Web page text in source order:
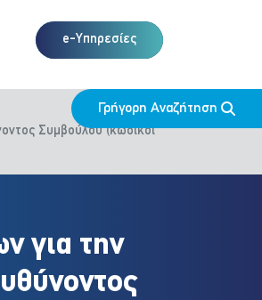
e-Υπηρεσίες
Συμβούλου (κωδικοί
Γρήγορη Αναζήτηση
για την